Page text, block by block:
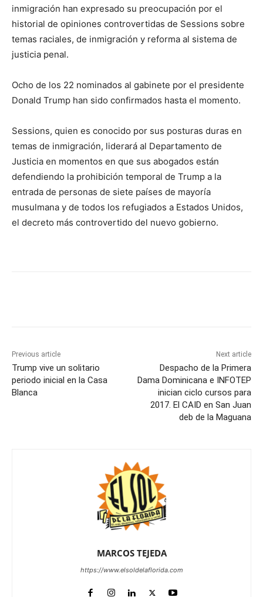
inmigración han expresado su preocupación por el
historial de opiniones controvertidas de Sessions sobre
temas raciales, de inmigración y reforma al sistema de
justicia penal.
Ocho de los 22 nominados al gabinete por el presidente
Donald Trump han sido confirmados hasta el momento.
Sessions, quien es conocido por sus posturas duras en
temas de inmigración, liderará al Departamento de
Justicia en momentos en que sus abogados están
defendiendo la prohibición temporal de Trump a la
entrada de personas de siete países de mayoría
musulmana y de todos los refugiados a Estados Unidos,
el decreto más controvertido del nuevo gobierno.
Previous article
Trump vive un solitario
periodo inicial en la Casa
Blanca
Next article
Despacho de la Primera
Dama Dominicana e INFOTEP
inician ciclo cursos para
2017. El CAID en San Juan
deb de la Maguana
MARCOS TEJEDA
https://www.elsoldelaflorida.com